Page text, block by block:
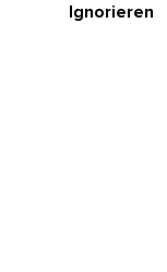
Ignorieren